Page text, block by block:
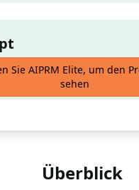
in Blender &
Sie AIPRM Elite, um den
sehen
Überblick